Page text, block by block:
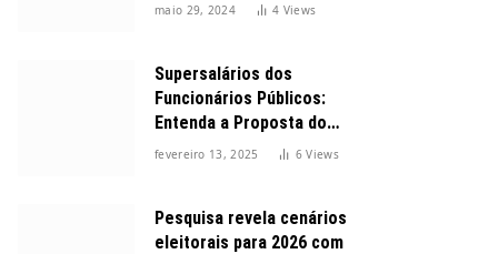
maio 29, 2024 4 Views
Supersalários dos
Funcionários Públicos:
Entenda a Proposta do
Governo para Limitar
fevereiro 13, 2025 6Views
Pesquisa revela cenários
eleitorais para 2026 com